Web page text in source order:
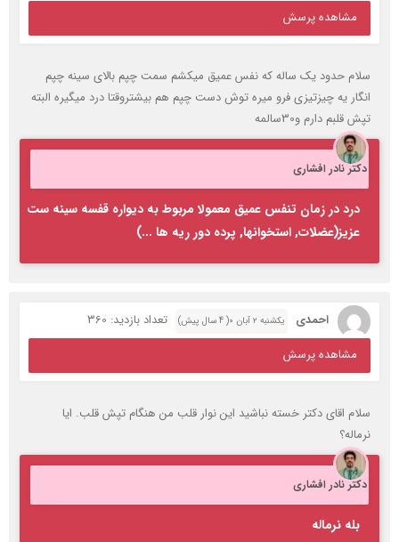
مشاهده پرسش
سلام حدود یک ساله که نفس عمیق میکشم سمت چپم بالای سینه چپم
انگار یه چیزتیزی فرو میره توش دست چپم هم بیشتروقتا درد میگیره البته
تپش قلبم دارم و30سالمه
دکتر نادر افشاری
درد در زمان تنفس عمیق معمولا مربوط به دیواره قفسه سینه ست
عزیز(عضلات, استخوانها, پرده دور ریه ها ...)
احمدی یکشنبه ۲ آبان ۰( 4 سال پیش)
تعداد بازدید: 360
مشاهده پرسش
سلام اقای دکتر خسته نباشید این نوار قلب من هنگام تپش قلب. ایا
نرماله؟
دکتر نادر افشاری
بله نرماله